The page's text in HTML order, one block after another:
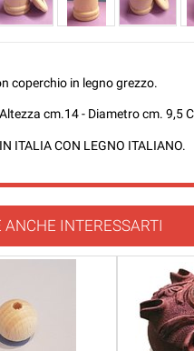
coperchio in legno grezzo.
cm.14 - Diametro cm. 9,5
ITALIA CON LEGNO ITALIANO.
ANCHE INTERESSARTI